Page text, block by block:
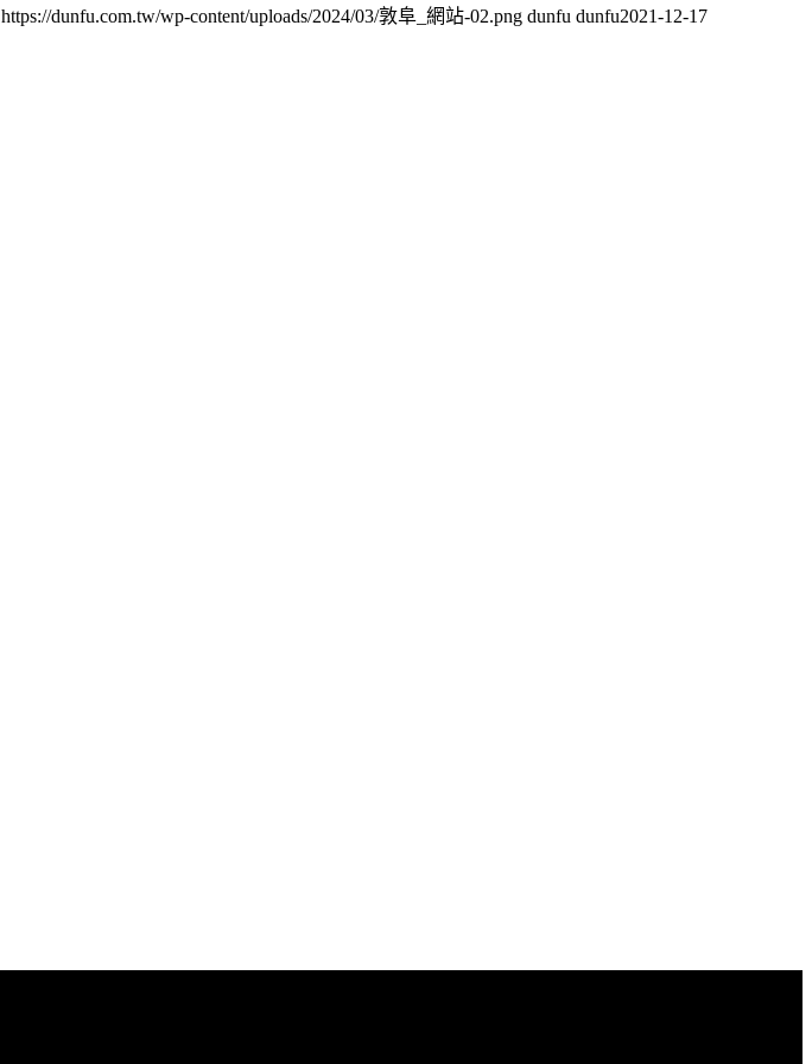
https://dunfu.com.tw/wp-content/uploads/2024/03/敦阜_網站-02.png dunfu dunfu2021-12-17